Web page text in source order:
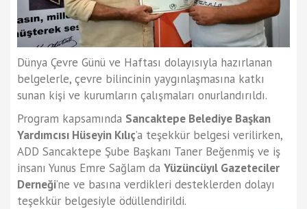
Dünya Çevre Günü ve Haftası dolayısıyla hazırlanan
belgelerle, çevre bilincinin yaygınlaşmasına katkı
sunan kişi ve kurumların çalışmaları onurlandırıldı.
Program kapsamında Sancaktepe Belediye Başkan
Yardımcısı Hüseyin Kılıç’a teşekkür belgesi verilirken,
ADD Sancaktepe Şube Başkanı Taner Beğenmiş ve iş
insanı Yunus Emre Sağlam da Yüzüncüyıl Gazeteciler
Derneği’ne ve basına verdikleri desteklerden dolayı
teşekkür belgesiyle ödüllendirildi.